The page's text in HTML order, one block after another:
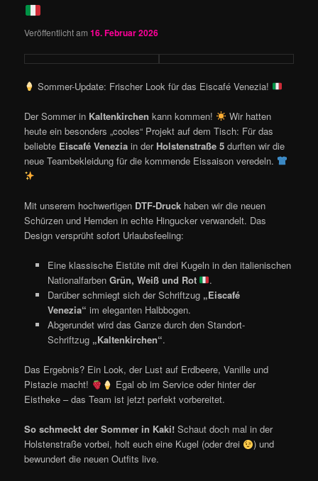
Veröffentlicht am16. Februar 2026
Sommer-Update: Frischer Look für das Eiscafé Venezia!
Der Sommer in Kaltenkirchen kann kommen!
Wir hatten
heute ein besonders „cooles“ Projekt auf dem Tisch: Für das
beliebte Eiscafé Venezia in der Holstenstraße 5 durften wir die
neue Teambekleidung für die kommende Eissaison veredeln.
Mit unserem hochwertigen DTF-Druck haben wir die neuen
Schürzen und Hemden in echte Hingucker verwandelt. Das
Design versprüht sofort Urlaubsfeeling:
Eine klassische Eistüte mit drei Kugeln in den italienischen
Nationalfarben Grün, Weiß und Rot
.
Darüber schmiegt sich der Schriftzug „Eiscafé
Venezia“ im eleganten Halbbogen.
Abgerundet wird das Ganze durch den Standort-
Schriftzug „Kaltenkirchen“.
Das Ergebnis? Ein Look, der Lust auf Erdbeere, Vanille und
Pistazie macht!
Egal ob im Service oder hinter der
Eistheke – das Team ist jetzt perfekt vorbereitet.
So schmeckt der Sommer in Kaki! Schaut doch mal in der
Holstenstraße vorbei, holt euch eine Kugel (oder drei
) und
bewundert die neuen Outfits live.